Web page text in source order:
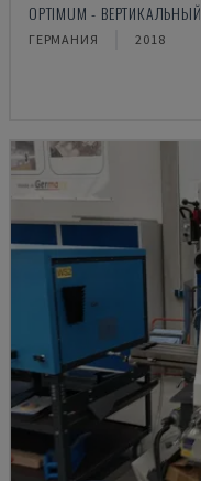
OPTIMUM -
ГЕРМАНИЯ 2018